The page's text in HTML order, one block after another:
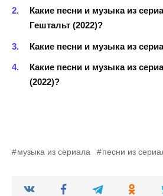
Какие песни и музыка из
Гештальт (2022)?
Какие песни и музыка из
Какие песни и музыка из
(2022)?
музыка из сериала песни из